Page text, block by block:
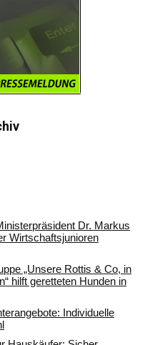
Dr. Markus
Wirtschaftsjunioren
„Unsere Rottis & Co, in
hilft geretteten Hunden in
Individuelle